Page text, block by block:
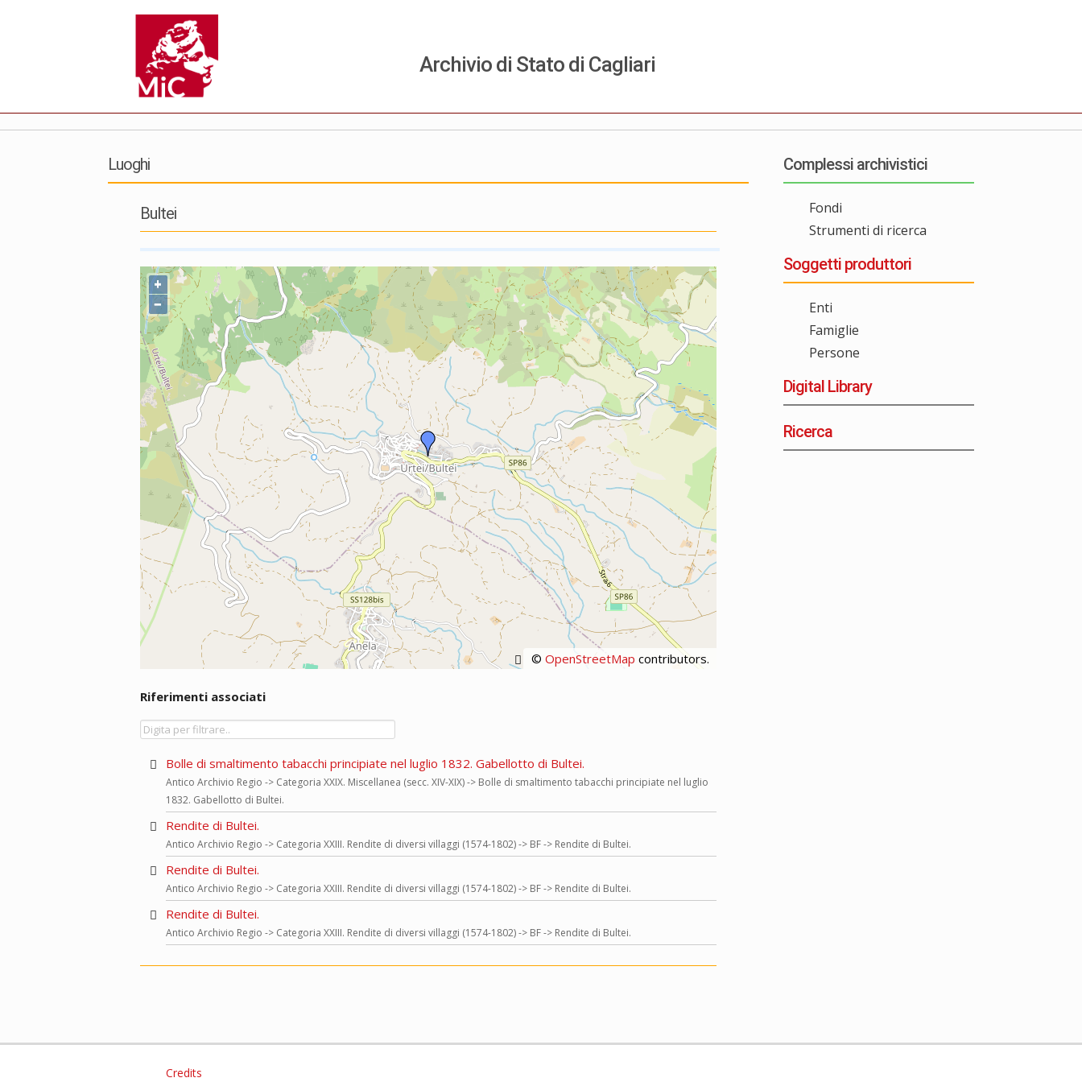
Archivio di Stato di Cagliari
Luoghi
Bultei
+
−
© OpenStreetMap contributors.
Riferimenti associati
Bolle di smaltimento tabacchi principiate nel luglio 1832. Gabellotto di Bultei.
Antico Archivio Regio -> Categoria XXIX. Miscellanea (secc. XIV-XIX) -> Bolle di smaltimento tabacchi principiate nel luglio
1832. Gabellotto di Bultei.
Rendite di Bultei.
Antico Archivio Regio -> Categoria XXIII. Rendite di diversi villaggi (1574-1802) -> BF -> Rendite di Bultei.
Rendite di Bultei.
Antico Archivio Regio -> Categoria XXIII. Rendite di diversi villaggi (1574-1802) -> BF -> Rendite di Bultei.
Rendite di Bultei.
Antico Archivio Regio -> Categoria XXIII. Rendite di diversi villaggi (1574-1802) -> BF -> Rendite di Bultei.
Complessi archivistici
Fondi
Strumenti di ricerca
Soggetti produttori
Enti
Famiglie
Persone
Digital Library
Ricerca
Credits